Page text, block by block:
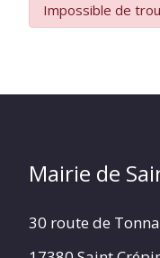
Impossible de
Mairie de
30 route de